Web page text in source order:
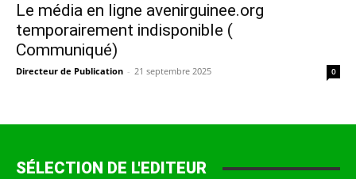
Le média en ligne avenirguinee.org
temporairement indisponible (
Communiqué)
Directeur de Publication - 21 septembre 2025 0
SÉLECTION DE L'EDITEUR